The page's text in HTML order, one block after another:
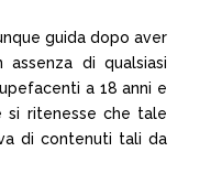
guida dopo aver
di qualsiasi
a 18 anni e
si ritenesse che tale
di contenuti tali da